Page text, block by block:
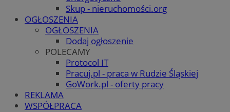
Skup - nieruchomości.org
OGŁOSZENIA
OGŁOSZENIA
Dodaj ogłoszenie
POLECAMY
Protocol IT
Pracuj.pl - praca w Rudzie Śląskiej
GoWork.pl - oferty pracy
REKLAMA
WSPÓŁPRACA